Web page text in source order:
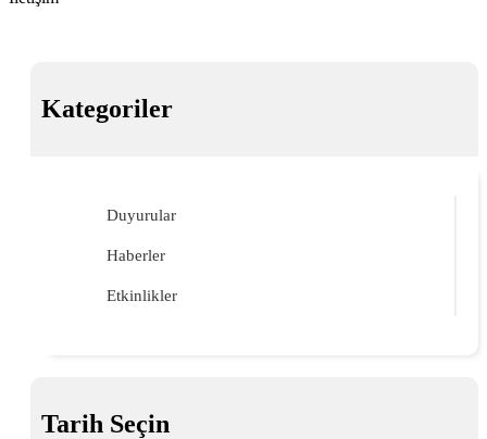
Kategoriler
Duyurular
Haberler
Etkinlikler
Tarih Seçin